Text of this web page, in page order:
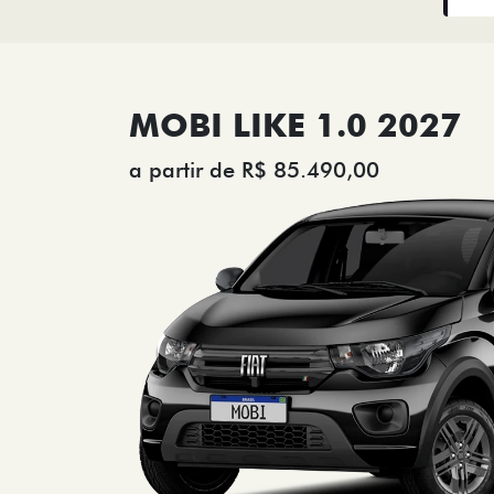
MOBI LIKE 1.0 2027
a partir de R$ 85.490,00